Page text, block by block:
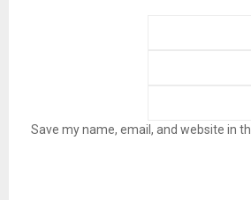
Save my name, email, and website in